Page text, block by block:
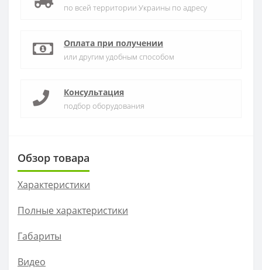
по всей территории Украины по адресу
Оплата при получении
или другим удобным способом
Консультация
подбор оборудования
Обзор товара
Характеристики
Полные характеристики
Габариты
Видео